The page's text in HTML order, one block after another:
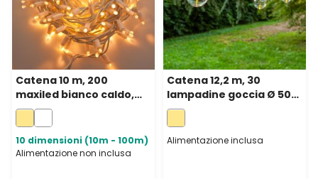
Catena 10 m, 200
maxiled bianco caldo,
cavo bianco,
prolungabile, IP67
10 dimensioni (10m - 100m)
Alimentazione non inclusa
Catena 12,2 m, 30
lampadine goccia Ø 50
mm, led bianco caldo,
cavo nero
Alimentazione inclusa